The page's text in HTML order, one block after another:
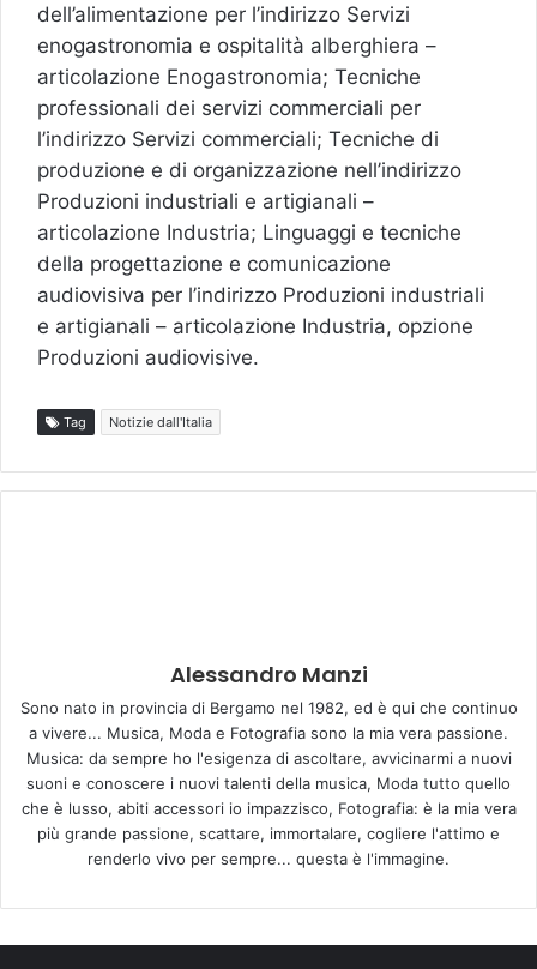
dell’alimentazione per l’indirizzo Servizi
enogastronomia e ospitalità alberghiera –
articolazione Enogastronomia; Tecniche
professionali dei servizi commerciali per
l’indirizzo Servizi commerciali; Tecniche di
produzione e di organizzazione nell’indirizzo
Produzioni industriali e artigianali –
articolazione Industria; Linguaggi e tecniche
della progettazione e comunicazione
audiovisiva per l’indirizzo Produzioni industriali
e artigianali – articolazione Industria, opzione
Produzioni audiovisive.
Tag Notizie dall'Italia
Alessandro Manzi
Sono nato in provincia di Bergamo nel 1982, ed è qui che continuo
a vivere... Musica, Moda e Fotografia sono la mia vera passione.
Musica: da sempre ho l'esigenza di ascoltare, avvicinarmi a nuovi
suoni e conoscere i nuovi talenti della musica, Moda tutto quello
che è lusso, abiti accessori io impazzisco, Fotografia: è la mia vera
più grande passione, scattare, immortalare, cogliere l'attimo e
renderlo vivo per sempre... questa è l'immagine.